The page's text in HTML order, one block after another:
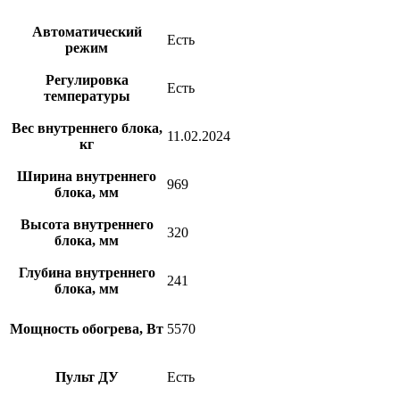
Автоматический
режим
Есть
Регулировка
температуры
Есть
Вес внутреннего блока,
кг
11.02.2024
Ширина внутреннего
блока, мм
969
Высота внутреннего
блока, мм
320
Глубина внутреннего
блока, мм
241
Мощность обогрева, Вт 5570
Пульт ДУ Есть